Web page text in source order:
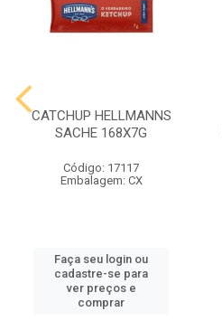
CATCHUP HELLMANNS
SACHE 168X7G
Código: 17117
Embalagem: CX
Faça seu login ou
cadastre-se para
ver preços e
comprar